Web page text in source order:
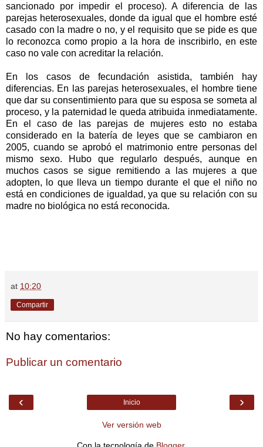
sancionado por impedir el proceso). A diferencia de las
parejas heterosexuales, donde da igual que el hombre esté
casado con la madre o no, y el requisito que se pide es que
lo reconozca como propio a la hora de inscribirlo, en este
caso no vale con acreditar la relación.
En los casos de fecundación asistida, también hay
diferencias. En las parejas heterosexuales, el hombre tiene
que dar su consentimiento para que su esposa se someta al
proceso, y la paternidad le queda atribuida inmediatamente.
En el caso de las parejas de mujeres esto no estaba
considerado en la batería de leyes que se cambiaron en
2005, cuando se aprobó el matrimonio entre personas del
mismo sexo. Hubo que regularlo después, aunque en
muchos casos se sigue remitiendo a las mujeres a que
adopten, lo que lleva un tiempo durante el que el niño no
está en condiciones de igualdad, ya que su relación con su
madre no biológica no está reconocida.
at 10:20
Compartir
No hay comentarios:
Publicar un comentario
‹ ›
Inicio
Ver versión web